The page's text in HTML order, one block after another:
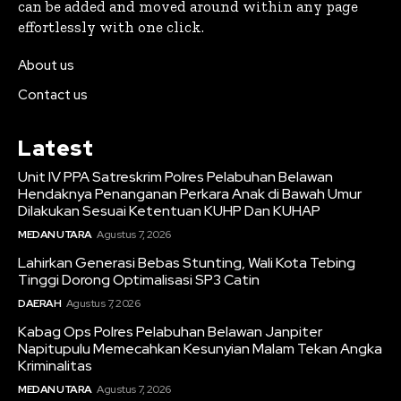
can be added and moved around within any page
effortlessly with one click.
About us
Contact us
Latest
Unit IV PPA Satreskrim Polres Pelabuhan Belawan
Hendaknya Penanganan Perkara Anak di Bawah Umur
Dilakukan Sesuai Ketentuan KUHP Dan KUHAP
MEDAN UTARA Agustus 7, 2026
Lahirkan Generasi Bebas Stunting, Wali Kota Tebing
Tinggi Dorong Optimalisasi SP3 Catin
DAERAH Agustus 7, 2026
Kabag Ops Polres Pelabuhan Belawan Janpiter
Napitupulu Memecahkan Kesunyian Malam Tekan Angka
Kriminalitas
MEDAN UTARA Agustus 7, 2026